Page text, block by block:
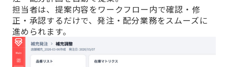
担当者は、提案内容をワークフロー内で確認・修
正・承認するだけで、発注・配分業務をスムーズに
進められます。